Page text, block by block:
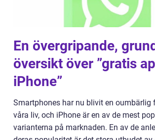
En övergripande,
översikt över ”gratis
iPhone”
Smartphones har nu blivit en oumbärlig
våra liv, och iPhone är en av de mest
varianterna på marknaden. En av de